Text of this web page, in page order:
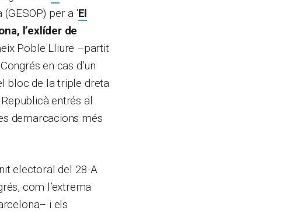
per a ‘El
l’exlíder de
Poble Lliure –partit
en cas d’un
bloc de la triple dreta
entrés al
demarcacions més
electoral del 28-A
com l’extrema
i els